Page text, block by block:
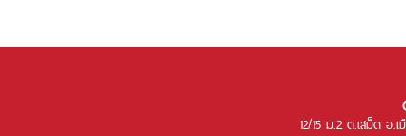
12/15 ม.2 ต.เสม็ด อ